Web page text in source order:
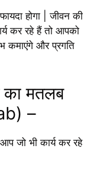
होगा | जीवन की
कर रहे हैं तो आपको
कमाएंगे और प्रगति
का मतलब
–
जो भी कार्य कर रहे